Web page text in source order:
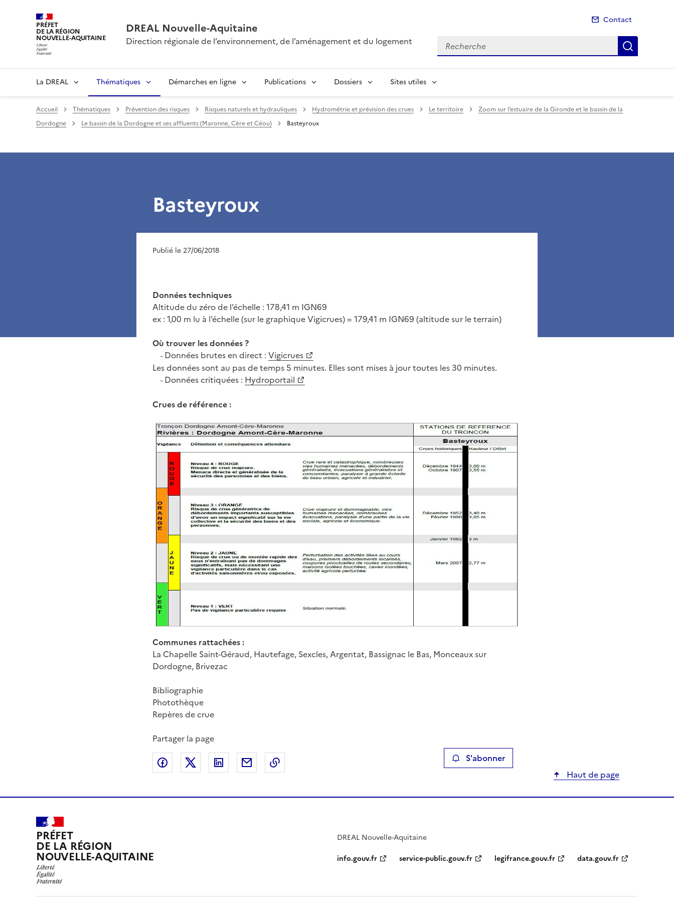
PRÉFET
DE LA RÉGION
NOUVELLE-AQUITAINE
DREAL Nouvelle-Aquitaine
Direction régionale de l’environnement, de l’aménagement et du logement
Contact
Recherche
La DREAL Thématiques Démarches en ligne Publications Dossiers Sites utiles
Accueil Thématiques Prévention des risques Risques naturels et hydrauliques Hydrométrie et prévision des crues Le territoire
Zoom sur l’estuaire de la Gironde et le bassin de la
Dordogne
Le bassin de la Dordogne et ses affluents (Maronne, Cère et Céou) Basteyroux
Basteyroux
Publié le 27/06/2018
Données techniques
Altitude du zéro de l’échelle : 178,41 m IGN69
ex : 1,00 m lu à l’échelle (sur le graphique Vigicrues) = 179,41 m IGN69 (altitude sur le terrain)
Où trouver les données ?
-Données brutes en direct : Vigicrues
Les données sont au pas de temps 5 minutes. Elles sont mises à jour toutes les 30 minutes.
-Données critiquées : Hydroportail
Crues de référence :
Communes rattachées :
La Chapelle Saint-Géraud, Hautefage, Sexcles, Argentat, Bassignac le Bas, Monceaux sur
Dordogne, Brivezac
Bibliographie
Photothèque
Repères de crue
Partager la page
Partager sur Facebook
Partager sur XPartager sur LinkedIn
Partager par emailCopier le lien de la page dans le presse-papier S'abonner
Haut de page
PRÉFET
DE LA RÉGION
NOUVELLE-AQUITAINE
DREAL Nouvelle-Aquitaine
info.gouv.fr
service-public.gouv.fr legifrance.gouv.fr data.gouv.fr